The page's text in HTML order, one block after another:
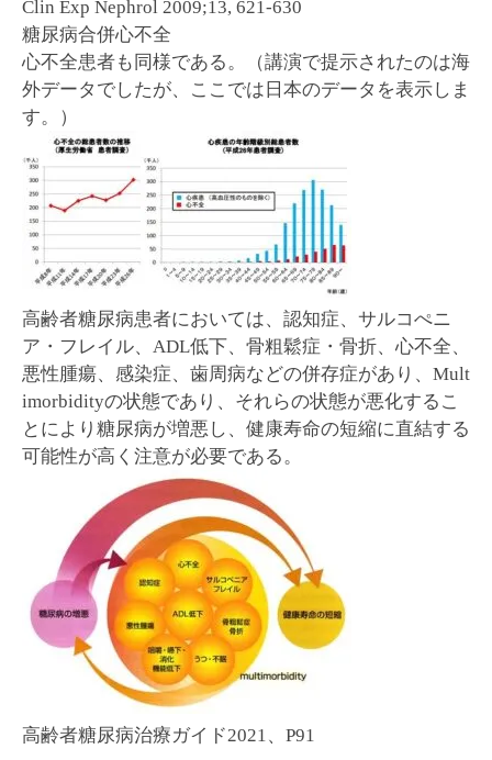
Clin Exp Nephrol 2009;13, 621-630
糖尿病合併心不全
心不全患者も同様である。（講演で提示されたのは海
外データでしたが、ここでは日本のデータを表示しま
す。）
高齢者糖尿病患者においては、認知症、サルコぺニ
ア・フレイル、ADL低下、骨粗鬆症・骨折、心不全、
悪性腫瘍、感染症、歯周病などの併存症があり、Mult
imorbidityの状態であり、それらの状態が悪化するこ
とにより糖尿病が増悪し、健康寿命の短縮に直結する
可能性が高く注意が必要である。
高齢者糖尿病治療ガイド2021、P91